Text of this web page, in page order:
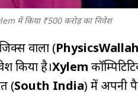
में किया ₹500 करोड़ का निवेश
वाला (PhysicsWallah
किया है।Xylem
(South India) में अपनी